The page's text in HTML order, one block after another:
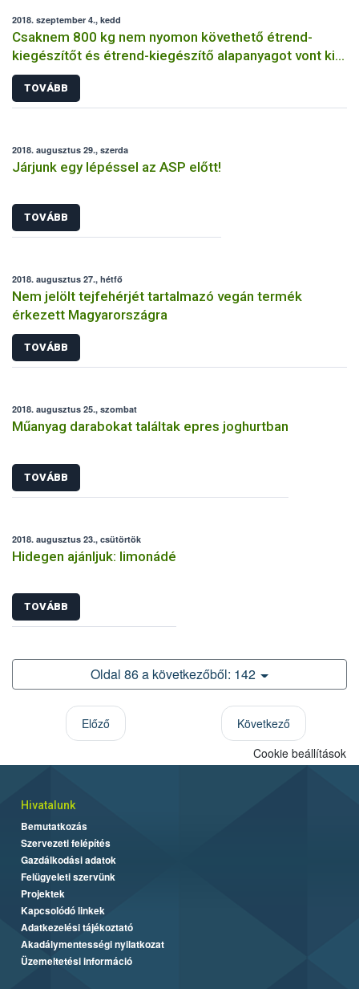
2018. szeptember 4., kedd
Csaknem 800 kg nem nyomon követhető étrend-
kiegészítőt és étrend-kiegészítő alapanyagot vont ki a
forgalomból a Nébih
TOVÁBB
2018. augusztus 29., szerda
Járjunk egy lépéssel az ASP előtt!
TOVÁBB
2018. augusztus 27., hétfő
Nem jelölt tejfehérjét tartalmazó vegán termék
érkezett Magyarországra
TOVÁBB
2018. augusztus 25., szombat
Műanyag darabokat találtak epres joghurtban
TOVÁBB
2018. augusztus 23., csütörtök
Hidegen ajánljuk: limonádé
TOVÁBB
Oldal 86 a következőből: 142
Előző
Következő
Cookie beállítások
Hivatalunk
Bemutatkozás
Szervezeti felépítés
Gazdálkodási adatok
Felügyeleti szervünk
Projektek
Kapcsolódó linkek
Adatkezelési tájékoztató
Akadálymentességi nyilatkozat
Üzemeltetési információ